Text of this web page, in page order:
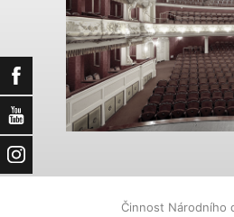
Facebook
YouTube
Instagram
Činnost Národního